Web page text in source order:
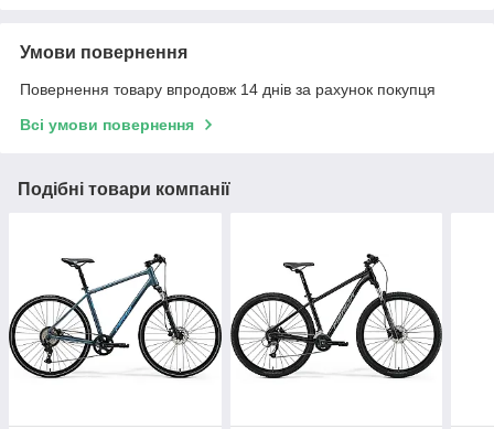
Умови повернення
Повернення товару впродовж 14 днів за рахунок покупця
Всі умови повернення
Подібні товари компанії